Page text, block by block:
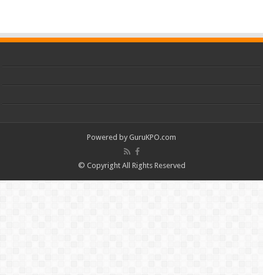
Powered by GuruKPO.com
© Copyright All Rights Reserved